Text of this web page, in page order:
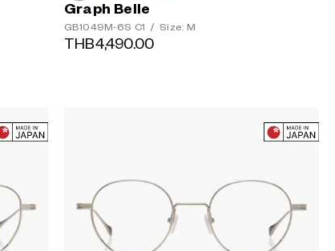
Graph Belle
GB1049M-6S C1 / Size: M
THB4,490.00